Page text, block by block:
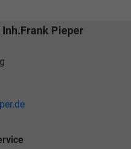
Pieper